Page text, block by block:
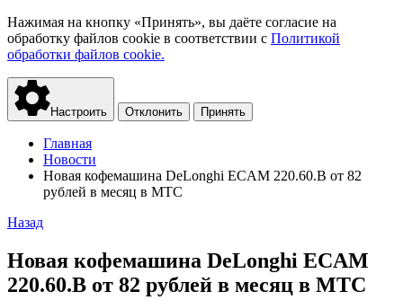
Нажимая на кнопку «Принять», вы даёте согласие на
обработку файлов cookie в соответствии с Политикой
обработки файлов cookie.
Настроить Отклонить Принять
Главная
Новости
Новая кофемашина DeLonghi ECAM 220.60.B от 82
рублей в месяц в МТС
Назад
Новая кофемашина DeLonghi ECAM
220.60.B от 82 рублей в месяц в МТС